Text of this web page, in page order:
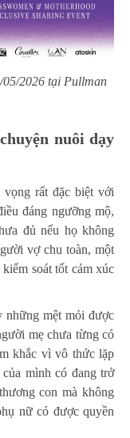
2026 tại Pullman
nuôi dạy
rất đặc biệt với
đáng ngưỡng mộ,
đủ nếu họ không
vợ chu toàn, một
soát tốt cảm xúc
những mệt mỏi được
mẹ chưa từng có
khắc vì vô thức lặp
mình có đang trở
con mà không
nữ có được quyền